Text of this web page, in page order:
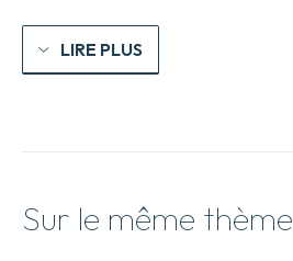
lettere,
massime
con
sua
LIRE PLUS
Sur le même thème